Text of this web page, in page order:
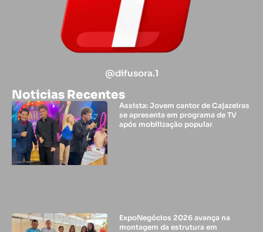
@difusora.1
Noticias Recentes
Assista: Jovem cantor de Cajazeiras
se apresenta em programa de TV
após mobilização popular
ExpoNegócios 2026 avança na
montagem da estrutura em